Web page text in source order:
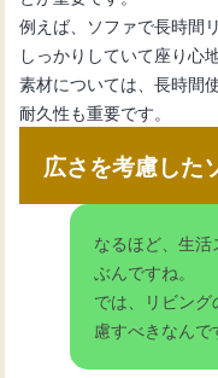
例えば、ソファで長時間
しっかりしていて座り心
素材については、長時間
耐久性も重要です。
広さを考慮した
なるほど、生
ぶんですね。
では、リビン
慮すべきなんで